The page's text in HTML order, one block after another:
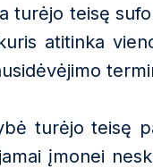
turėjo teisę
atitinka
turėjo teisę
įmonei